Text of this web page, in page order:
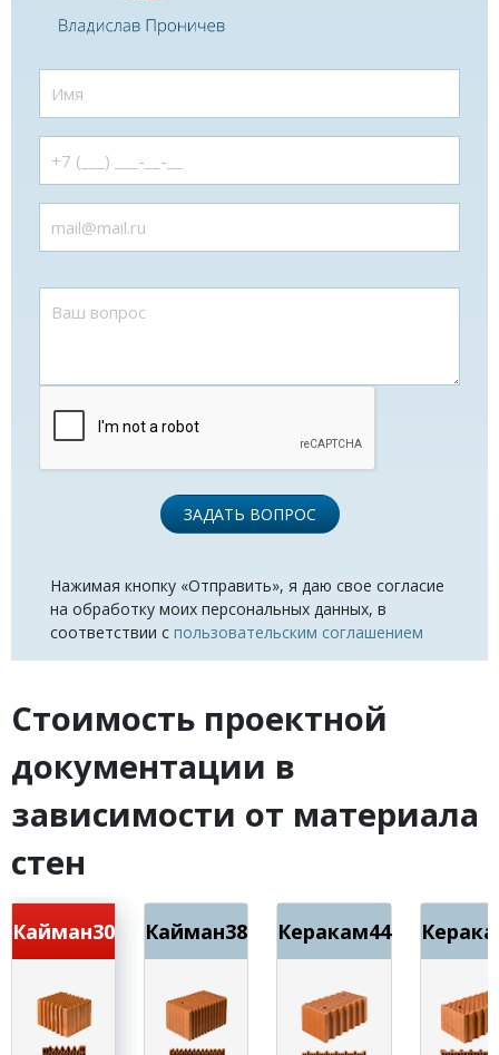
ЗАДАТЬ ВОПРОС
Нажимая кнопку «Отправить», я даю свое согласие
на обработку моих персональных данных, в
соответствии с пользовательским соглашением
Стоимость проектной
документации в
зависимости от материала
стен
Кайман30 Кайман38 Керакам44